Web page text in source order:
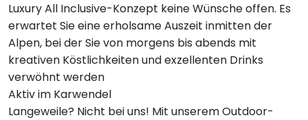
Luxury All Inclusive-Konzept keine Wünsche offen. Es
erwartet Sie eine erholsame Auszeit inmitten der
Alpen, bei der Sie von morgens bis abends mit
kreativen Köstlichkeiten und exzellenten Drinks
verwöhnt werden
Aktiv im Karwendel
Langeweile? Nicht bei uns! Mit unserem Outdoor-